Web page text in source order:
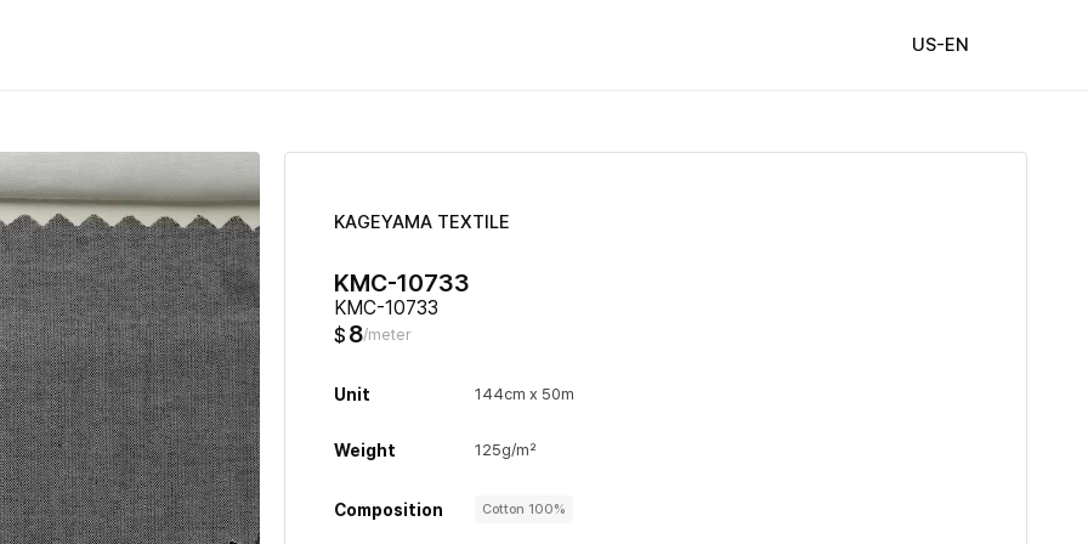
US-EN
KAGEYAMA TEXTILE
KMC-10733
KMC-10733
$ 8/meter
Unit 144cm x 50m
Weight 125g/m²
Composition Cotton 100%